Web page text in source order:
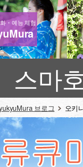
・예능 체험
스마
브로그 오키